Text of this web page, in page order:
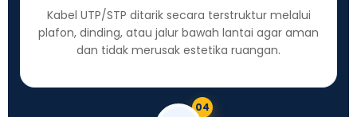
Kabel UTP/STP ditarik secara terstruktur melalui
plafon, dinding, atau jalur bawah lantai agar aman
dan tidak merusak estetika ruangan.
04